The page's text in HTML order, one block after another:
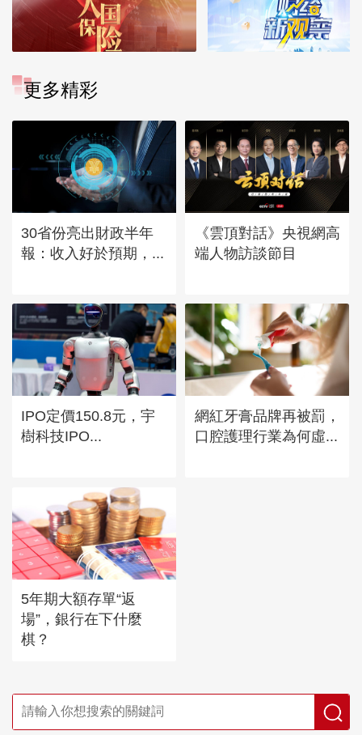
更多精彩
30省份亮出財政半年
報：收入好於預期，...
《雲頂對話》央視網高
端人物訪談節目
IPO定價150.8元，宇
樹科技IPO...
網紅牙膏品牌再被罰，
口腔護理行業為何虛...
5年期大額存單“返
場”，銀行在下什麼
棋？